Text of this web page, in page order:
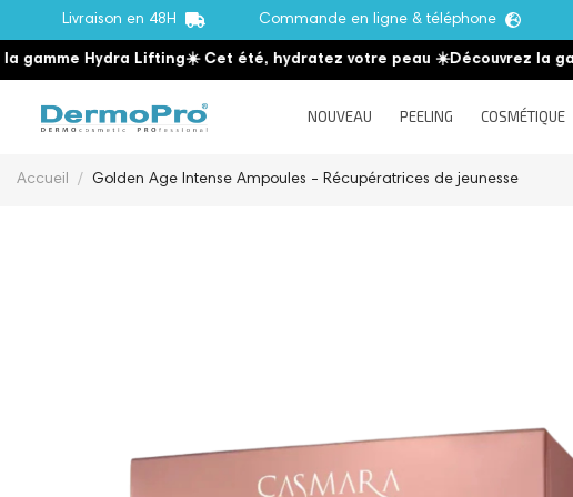
Livraison en 48H Commande en ligne & téléphone
Hydra Lifting☀️ Cet été, hydratez votre peau ☀️Découvrez la
NOUVEAU PEELING COSMÉTIQUE
Accueil Golden Age Intense Ampoules - Récupératrices de jeunesse